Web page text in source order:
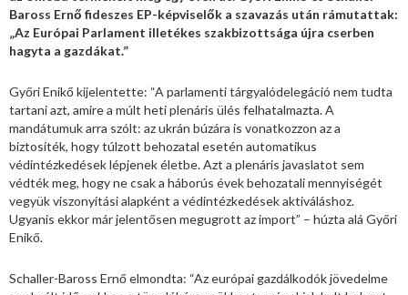
Baross Ernő fideszes EP-képviselők a szavazás után rámutattak:
„Az Európai Parlament illetékes szakbizottsága újra cserben
hagyta a gazdákat.”
Győri Enikő kijelentette: “A parlamenti tárgyalódelegáció nem tudta
tartani azt, amire a múlt heti plenáris ülés felhatalmazta. A
mandátumuk arra szólt: az ukrán búzára is vonatkozzon az a
biztosíték, hogy túlzott behozatal esetén automatikus
védintézkedések lépjenek életbe. Azt a plenáris javaslatot sem
védték meg, hogy ne csak a háborús évek behozatali mennyiségét
vegyük viszonyítási alapként a védintézkedések aktiváláshoz.
Ugyanis ekkor már jelentősen megugrott az import” – húzta alá Győri
Enikő.
Schaller-Baross Ernő elmondta: “Az európai gazdálkodók jövedelme